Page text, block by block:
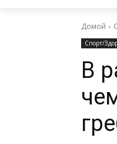
Домой
Спорт/
В